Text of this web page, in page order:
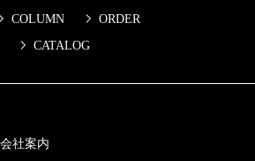
COLUMN
ORDER
CATALOG
社案内